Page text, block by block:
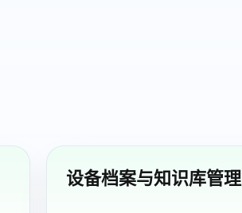
设备档案与知识库管理